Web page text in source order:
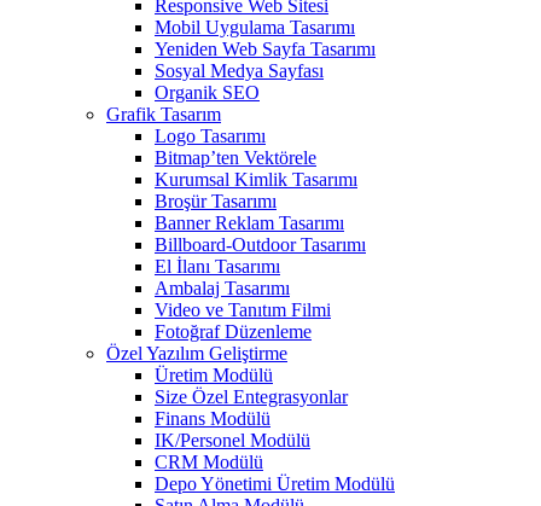
Responsive Web Sitesi
Mobil Uygulama Tasarımı
Yeniden Web Sayfa Tasarımı
Sosyal Medya Sayfası
Organik SEO
Grafik Tasarım
Logo Tasarımı
Bitmap’ten Vektörele
Kurumsal Kimlik Tasarımı
Broşür Tasarımı
Banner Reklam Tasarımı
Billboard-Outdoor Tasarımı
El İlanı Tasarımı
Ambalaj Tasarımı
Video ve Tanıtım Filmi
Fotoğraf Düzenleme
Özel Yazılım Geliştirme
Üretim Modülü
Size Özel Entegrasyonlar
Finans Modülü
IK/Personel Modülü
CRM Modülü
Depo Yönetimi Üretim Modülü